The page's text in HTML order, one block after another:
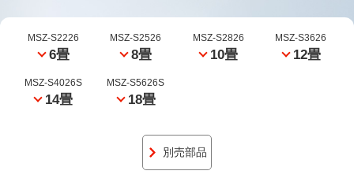
MSZ-S2226
6畳
MSZ-S2526
8畳
MSZ-S2826
10畳
MSZ-S3626
12畳
MSZ-S4026S
14畳
MSZ-S5626S
18畳
別売部品